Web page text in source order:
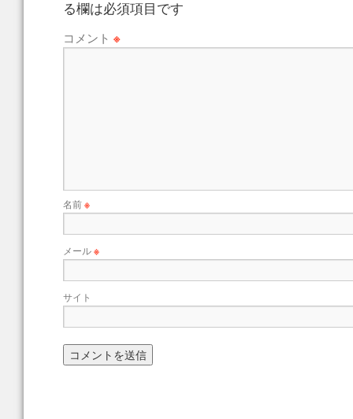
る欄は必須項目です
コメント ※
名前※
メール※
サイト